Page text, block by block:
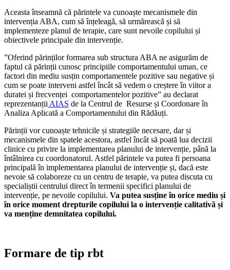
Aceasta înseamnă că părintele va cunoaște mecanismele din
intervenția ABA, cum să înțeleagă, să urmărească și să
implementeze planul de terapie, care sunt nevoile copilului și
obiectivele principale din intervenție.
”Oferind părinților formarea sub structura ABA ne asigurăm de
faptul că părinții cunosc principiile comportamentului uman, ce
factori din mediu susțin comportamentele pozitive sau negative și
cum se poate interveni astfel încât să vedem o creștere în viitor a
duratei și frecvenței comportamentelor pozitive” au declarat
reprezentanții AIAS de la Centrul de Resurse și Coordonare în
Analiza Aplicată a Comportamentului din Rădăuți.
Părinții vor cunoaște tehnicile și strategiile necesare, dar și
mecanismele din spatele acestora, astfel încât să poată lua decizii
clinice cu privire la implementarea planului de intervenție, până la
întâlnirea cu coordonatorul. Astfel părintele va putea fi persoana
principală în implementarea planului de intervenție și, dacă este
nevoie să colaboreze cu un centru de terapie, va putea discuta cu
specialiștii centrului direct în termenii specifici planului de
intervenție, pe nevoile copilului. Va putea susține în orice mediu și
în orice moment drepturile copilului la o intervenție calitativă și
va menține demnitatea copilului.
Formare de tip rbt